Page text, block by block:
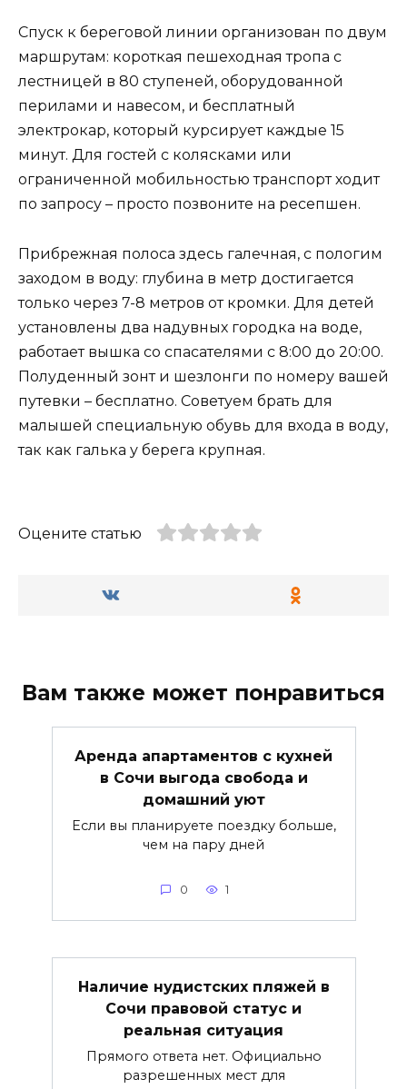
Спуск к береговой линии организован по двум
маршрутам: короткая пешеходная тропа с
лестницей в 80 ступеней, оборудованной
перилами и навесом, и бесплатный
электрокар, который курсирует каждые 15
минут. Для гостей с колясками или
ограниченной мобильностью транспорт ходит
по запросу – просто позвоните на ресепшен.
Прибрежная полоса здесь галечная, с пологим
заходом в воду: глубина в метр достигается
только через 7-8 метров от кромки. Для детей
установлены два надувных городка на воде,
работает вышка со спасателями с 8:00 до 20:00.
Полуденный зонт и шезлонги по номеру вашей
путевки – бесплатно. Советуем брать для
малышей специальную обувь для входа в воду,
так как галька у берега крупная.
Оцените статью
Вам также может понравиться
Аренда апартаментов с кухней
в Сочи выгода свобода и
домашний уют
Если вы планируете поездку больше,
чем на пару дней
0 1
Наличие нудистских пляжей в
Сочи правовой статус и
реальная ситуация
Прямого ответа нет. Официально
разрешенных мест для